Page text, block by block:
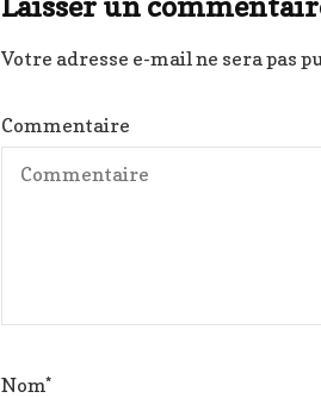
Votre adresse e-mail ne sera pas
Commentaire
Nom*